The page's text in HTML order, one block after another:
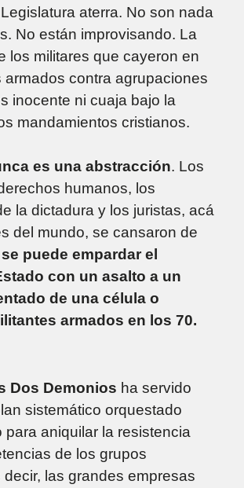
aterra. No son nada
No están improvisando. La
los militares que cayeron en
armados contra agrupaciones
inocente ni cuaja bajo la
mandamientos cristianos.
es una abstracción. Los
humanos, los
la dictadura y los juristas, acá
del mundo, se cansaron de
puede empardar el
con un asalto a un
de una célula o
armados en los 70.
Dos Demonios ha servido
sistemático orquestado
para aniquilar la resistencia
de los grupos
las grandes empresas